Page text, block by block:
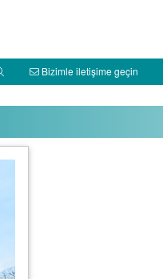
Bizimle iletişime geçin